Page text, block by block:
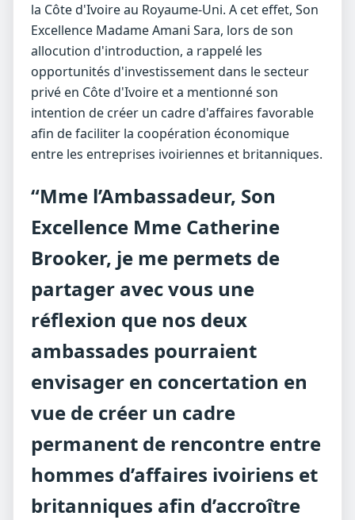
la Côte d'Ivoire au Royaume-Uni. A cet effet, Son
Excellence Madame Amani Sara, lors de son
allocution d'introduction, a rappelé les
opportunités d'investissement dans le secteur
privé en Côte d'Ivoire et a mentionné son
intention de créer un cadre d'affaires favorable
afin de faciliter la coopération économique
entre les entreprises ivoiriennes et britanniques.
“Mme l’Ambassadeur, Son
Excellence Mme Catherine
Brooker, je me permets de
partager avec vous une
réflexion que nos deux
ambassades pourraient
envisager en concertation en
vue de créer un cadre
permanent de rencontre entre
hommes d’affaires ivoiriens et
britanniques afin d’accroître